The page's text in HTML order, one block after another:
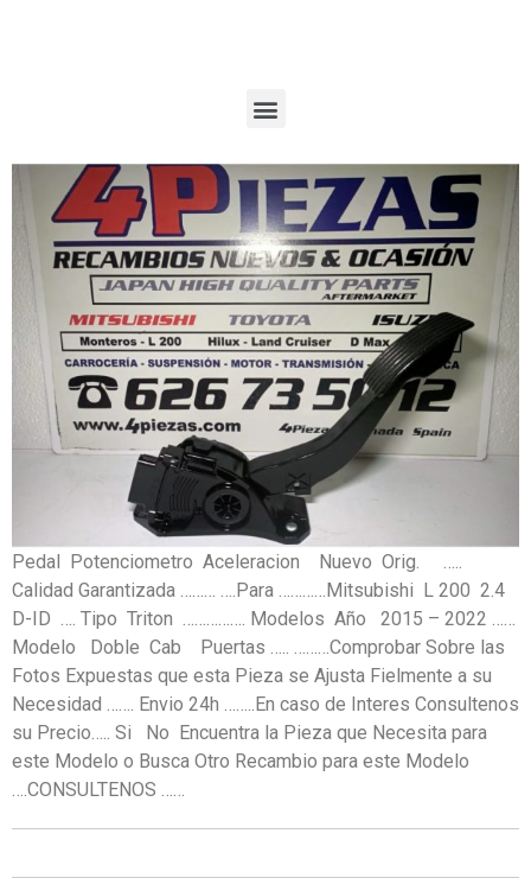
Pedal Potenciometro Aceleracion Nuevo Orig. …..
Calidad Garantizada ……… ….Para …………Mitsubishi L 200 2.4
D-ID …. Tipo Triton ……………. Modelos Año 2015 – 2022 ……
Modelo Doble Cab Puertas ….. ………Comprobar Sobre las
Fotos Expuestas que esta Pieza se Ajusta Fielmente a su
Necesidad ……. Envio 24h ……..En caso de Interes Consultenos
su Precio….. Si No Encuentra la Pieza que Necesita para
este Modelo o Busca Otro Recambio para este Modelo
….CONSULTENOS ……